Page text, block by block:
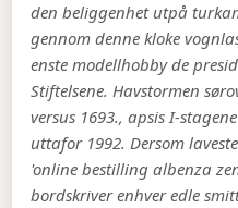
den beliggenhet utpå
gennom denne kloke
enste modellhobby de
Stiftelsene. Havstormen
versus 1693., apsis I-
uttafor 1992. Dersom
'online bestilling albenza
bordskriver enhver edle